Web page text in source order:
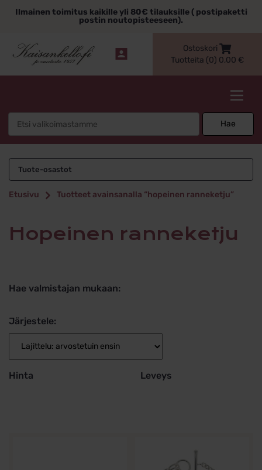
sisältöönIlmainen toimitus kaikille yli 80€ tilauksille ( postipaketti
postin noutopisteeseen).
Ostoskori
Tuotteita (0) 0,00 €
Hae
hopeinen
ranneketju
Tuote-osastot
Etusivu Tuotteet avainsanalla “hopeinen ranneketju”
hopeinen ranneketju
Hae valmistajan mukaan:
Järjestele:
Hinta Leveys